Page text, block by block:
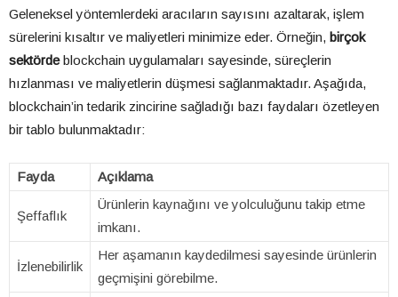
Geleneksel yöntemlerdeki aracıların sayısını azaltarak, işlem
sürelerini kısaltır ve maliyetleri minimize eder. Örneğin, birçok
sektördeblockchain uygulamaları sayesinde, süreçlerin
hızlanması ve maliyetlerin düşmesi sağlanmaktadır. Aşağıda,
blockchain’in tedarik zincirine sağladığı bazı faydaları özetleyen
bir tablo bulunmaktadır:
Fayda Açıklama
Şeffaflık
Ürünlerin kaynağını ve yolculuğunu takip etme
imkanı.
İzlenebilirlik
Her aşamanın kaydedilmesi sayesinde ürünlerin
geçmişini görebilme.